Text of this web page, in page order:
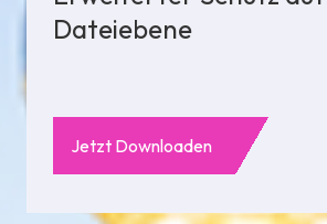
Dateiebene
Jetzt Downloaden